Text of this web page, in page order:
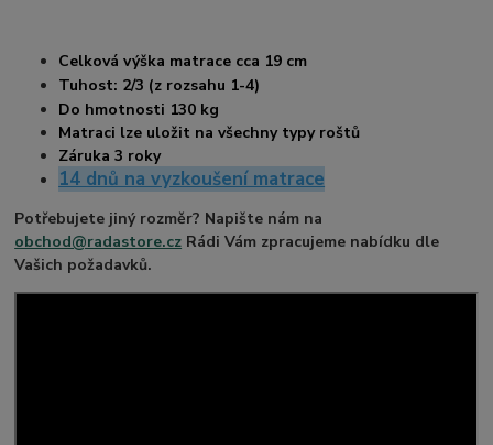
Celková výška matrace cca 19 cm
Tuhost: 2/3 (z rozsahu 1-4)
Do hmotnosti 130 kg
Matraci lze uložit na všechny typy roštů
Záruka 3 roky
14 dnů na vyzkoušení matrace
Potřebujete jiný rozměr? Napište nám na
obchod@radastore.cz Rádi Vám zpracujeme nabídku dle
Vašich požadavků.